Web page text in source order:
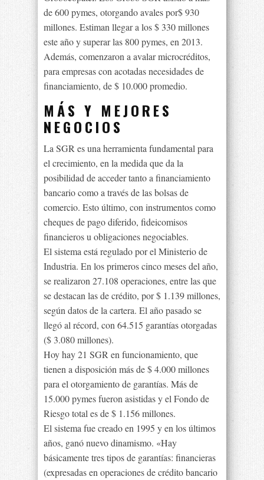
de 600 pymes, otorgando avales por$ 930
millones. Estiman llegar a los $ 330 millones
este año y superar las 800 pymes, en 2013.
Además, comenzaron a avalar microcréditos,
para empresas con acotadas necesidades de
financiamiento, de $ 10.000 promedio.
MÁS Y MEJORES
NEGOCIOS
La SGR es una herramienta fundamental para
el crecimiento, en la medida que da la
posibilidad de acceder tanto a financiamiento
bancario como a través de las bolsas de
comercio. Esto último, con instrumentos como
cheques de pago diferido, fideicomisos
financieros u obligaciones negociables.
El sistema está regulado por el Ministerio de
Industria. En los primeros cinco meses del año,
se realizaron 27.108 operaciones, entre las que
se destacan las de crédito, por $ 1.139 millones,
según datos de la cartera. El año pasado se
llegó al récord, con 64.515 garantías otorgadas
($ 3.080 millones).
Hoy hay 21 SGR en funcionamiento, que
tienen a disposición más de $ 4.000 millones
para el otorgamiento de garantías. Más de
15.000 pymes fueron asistidas y el Fondo de
Riesgo total es de $ 1.156 millones.
El sistema fue creado en 1995 y en los últimos
años, ganó nuevo dinamismo. «Hay
básicamente tres tipos de garantías: financieras
(expresadas en operaciones de crédito bancario